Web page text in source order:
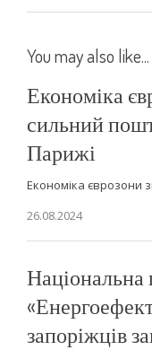
You may also like...
Економіка
сильний
Парижі
Економіка єврозони
26.08.2024
Національна
запоріжців